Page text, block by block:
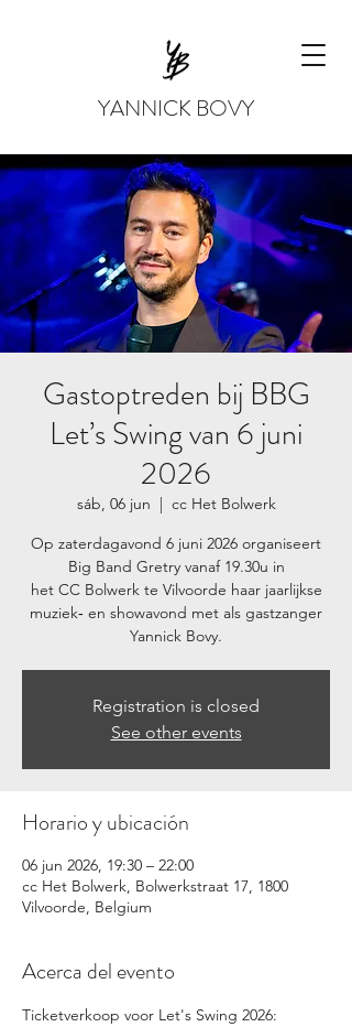
YANNICK BOVY
Gastoptreden bij BBG
Let’s Swing van 6 juni
2026
sáb, 06 jun
  |
cc Het Bolwerk
Op zaterdagavond 6 juni 2026 organiseert
Big Band Gretry vanaf 19.30u in
het CC Bolwerk te Vilvoorde haar jaarlijkse
muziek‐ en showavond met als gastzanger
Yannick Bovy.
Registration is closed
See other events
Horario y ubicación
06 jun 2026, 19:30 – 22:00
cc Het Bolwerk, Bolwerkstraat 17, 1800
Vilvoorde, Belgium
Acerca del evento
Ticketverkoop voor Let's Swing 2026: